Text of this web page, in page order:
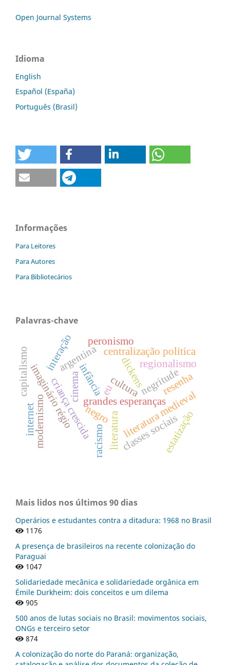
Open Journal Systems
Idioma
English
Español (España)
Português (Brasil)
Informações
Para Leitores
Para Autores
Para Bibliotecários
Palavras-chave
dickens
infância
grandes esperanças
criança crescida
cinema
imaginário régio literatura medieval
centralização política
peronismo
argentina
literatura
modernismo
regionalismo
culturanegritude
negro
racismo classes sociais
capitalismo eu
interação
internet estatização
resenha
Mais lidos nos últimos 90 dias
Operários e estudantes contra a ditadura: 1968 no Brasil
1176
A presença de brasileiros na recente colonização do
Paraguai
1047
Solidariedade mecânica e solidariedade orgânica em
Émile Durkheim: dois conceitos e um dilema
905
500 anos de lutas sociais no Brasil: movimentos sociais,
ONGs e terceiro setor
874
A colonização do norte do Paraná: organização,